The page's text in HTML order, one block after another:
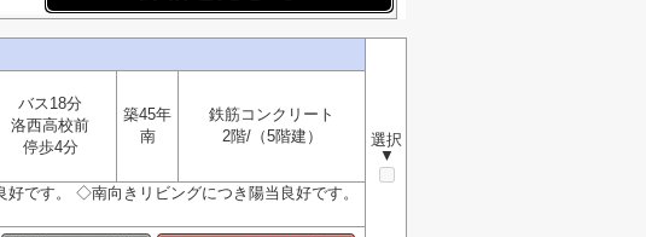
選択
▼
バス18分
洛西高校前
停歩4分
築45年
南
鉄筋コンクリート
2階/（5階建）
です。 ◇南向きリビングにつき陽当良好です。